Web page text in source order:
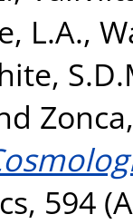
L.A.,
594